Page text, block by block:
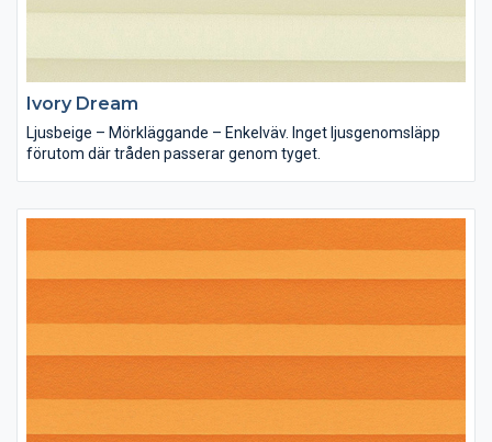
Ivory Dream
Ljusbeige – Mörkläggande – Enkelväv. Inget ljusgenomsläpp
förutom där tråden passerar genom tyget.